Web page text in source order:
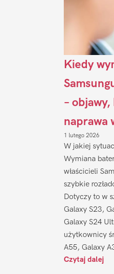
Kiedy
–
naprawa
1 lutego 2026
W jakiej
Wymiana
właścicieli
szybkie
Dotyczy to w
Galaxy S23,
Galaxy S24
użytkownicy
A55, Galaxy
Czytaj dalej